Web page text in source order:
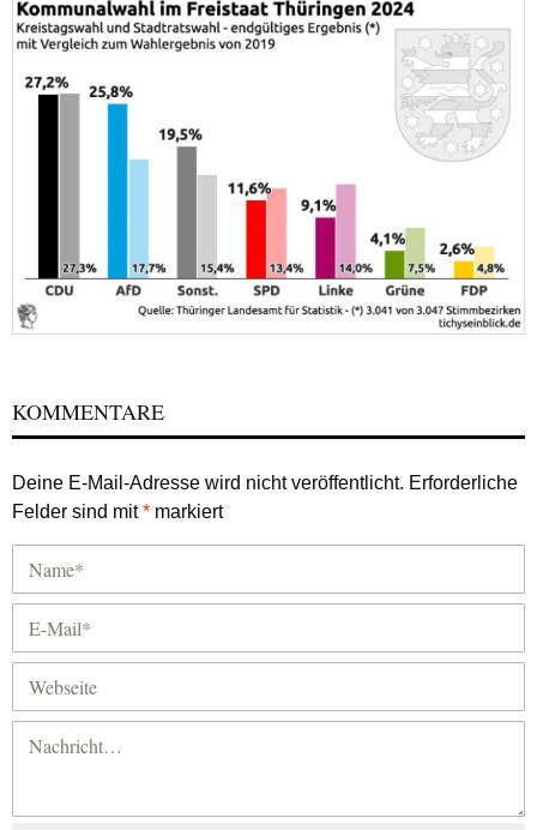
KOMMENTARE
Deine E-Mail-Adresse wird nicht veröffentlicht. Erforderliche
Felder sind mit* markiert